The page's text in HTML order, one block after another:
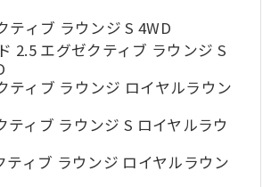
ティブ ラウンジ S 4WD
2.5 エグゼクティブ ラウンジ S
ティブ ラウンジ ロイヤルラウン
ティブ ラウンジ S ロイヤルラウ
ティブ ラウンジ ロイヤルラウン